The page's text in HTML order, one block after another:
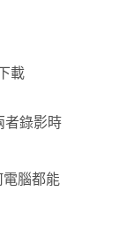
載
者錄影時
電腦都能